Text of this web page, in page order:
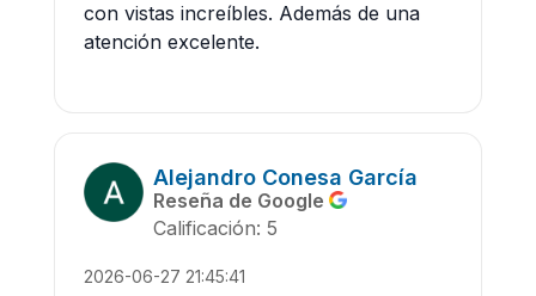
con vistas increíbles. Además de una
atención excelente.
Alejandro Conesa García
Reseña de Google
Calificación: 5
2026-06-27 21:45:41